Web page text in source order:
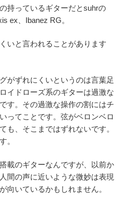
持っているギターだとsuhrの
ex、Ibanez RG。
いと言われることがあります
がずれにくいというのは言葉足
イドローズ系のギターは過激な
す。その過激な操作の割にはチ
ってことです。弦がベロンベロ
も、そこまではずれないです。
。
載のギターなんですが、以前か
間の声に近いような微妙は表現
向いているかもしれません。